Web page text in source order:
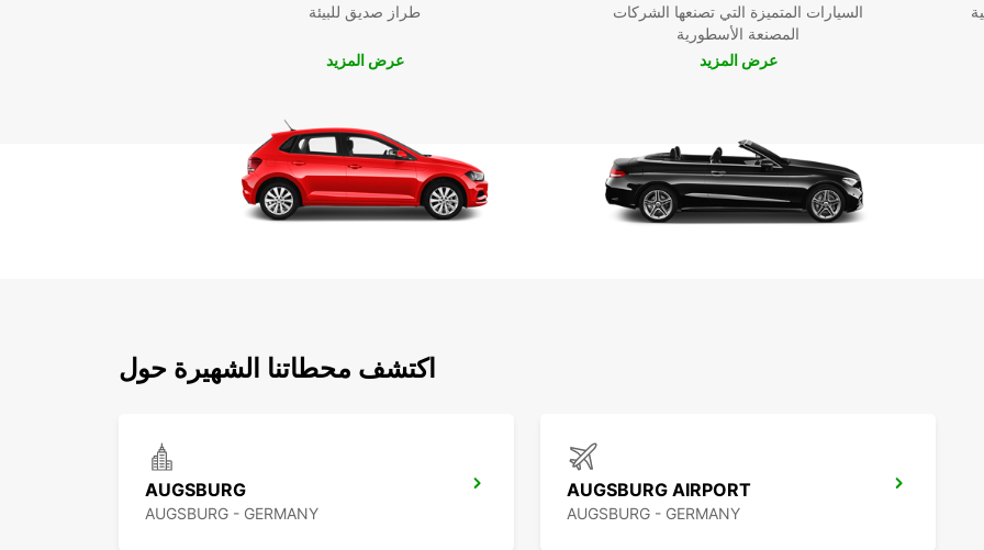
طراز صديق للبيئة
عرض المزيد
السيارات المتميزة التي تصنعها الشركات
المصنعة الأسطورية
عرض المزيد
اكتشف محطاتنا الشهيرة حول
AUGSBURG
AUGSBURG - GERMANY
AUGSBURG AIRPORT
AUGSBURG - GERMANY